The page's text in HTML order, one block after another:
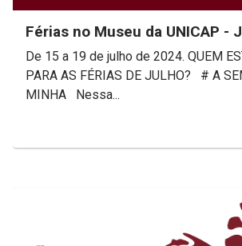
Férias no Museu da UNICAP -
De 15 a 19 de julho de 2024. QUEM ESTÁ PREPARADO
PARA AS FÉRIAS DE JULHO? # A SEMANA É TODA
MINHA Nessa...